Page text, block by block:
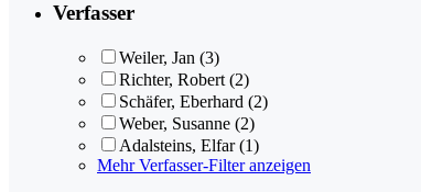
Verfasser
Weiler, Jan (3)
Richter, Robert (2)
Schäfer, Eberhard (2)
Weber, Susanne (2)
Adalsteins, Elfar (1)
Mehr Verfasser-Filter anzeigen